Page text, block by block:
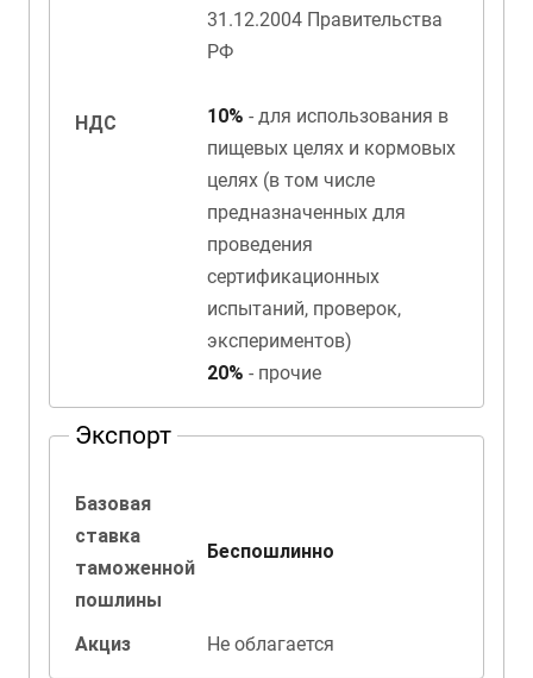
НДС
31.12.2004 Правительства
РФ
10% - для использования в
пищевых целях и кормовых
целях (в том числе
предназначенных для
проведения
сертификационных
испытаний, проверок,
экспериментов)
20% - прочие
Экспорт
Базовая
ставка
таможенной
пошлины
Беспошлинно
Акциз Не облагается